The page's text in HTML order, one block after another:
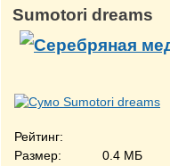
Sumotori dreams
Рейтинг:
Размер:
0.4 МБ